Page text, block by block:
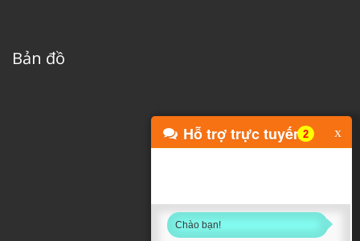
Bản đồ
Hỗ trợ trực tuyến2 x
Chào bạn!